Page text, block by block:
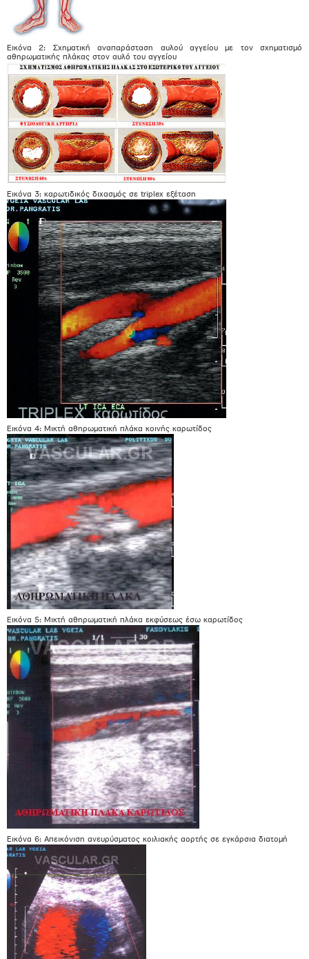
Εικόνα 2: Σχηματική αναπαράσταση αυλού αγγείου με τον σχηματισμό
αθηρωματικής πλάκας στον αυλό του αγγείου
Εικόνα 3: καρωτιδικός διχασμός σε triplex εξέταση
Εικόνα 4: Μικτή αθηρωματική πλάκα κοινής καρωτίδος
Εικόνα 5: Μικτή αθηρωματική πλάκα εκφύσεως έσω καρωτίδος
Εικόνα 6: Απεικόνιση ανευρύσματος κοιλιακής αορτής σε εγκάρσια διατομή